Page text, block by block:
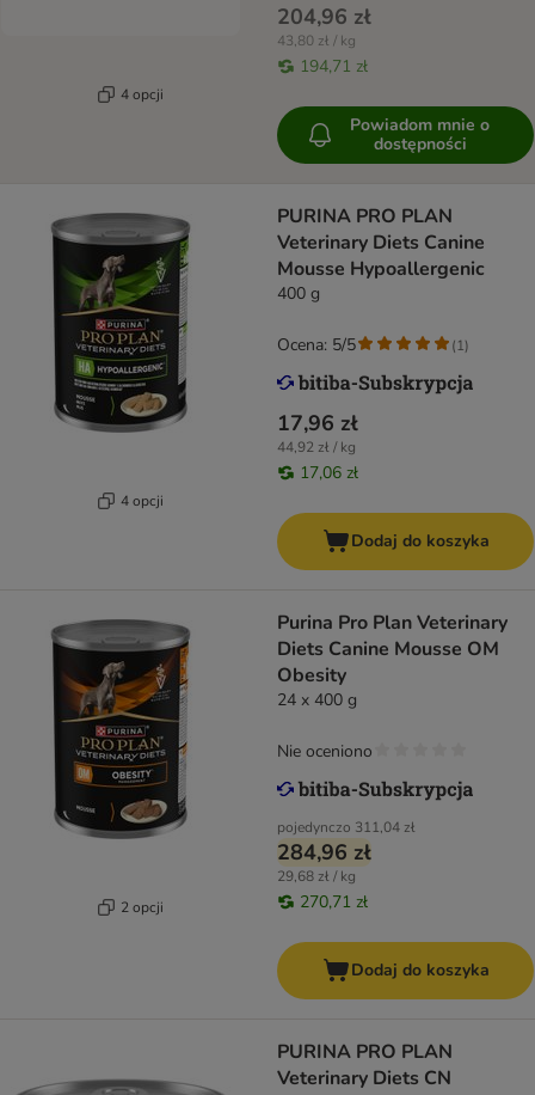
4 opcji
204,96 zł
43,80 zł / kg
194,71 zł
Powiadom mnie o
dostępności
4 opcji
PURINA PRO PLAN
Veterinary Diets Canine
Mousse Hypoallergenic
400 g
17,96 zł
44,92 zł / kg
17,06 zł
Ocena: 5/5 (1)
Dodaj do koszyka
2 opcji
Purina Pro Plan Veterinary
Diets Canine Mousse OM
Obesity
24 x 400 g
pojedynczo 311,04 zł
284,96 zł
29,68 zł / kg
270,71 zł
Nie oceniono
Dodaj do koszyka
PURINA PRO PLAN
Veterinary Diets CN